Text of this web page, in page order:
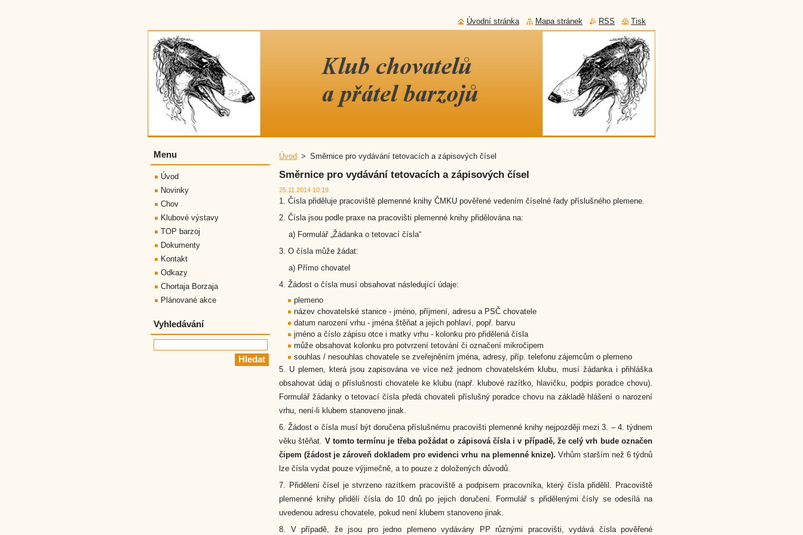
Úvod > Směrnice pro vydávání tetovacích a zápisových čísel
Směrnice pro vydávání tetovacích a zápisových čísel
25.11.2014 10:19
1. Čísla přiděluje pracoviště plemenné knihy ČMKU pověřené vedením číselné řady příslušného plemene.
2. Čísla jsou podle praxe na pracovišti plemenné knihy přidělována na:
a) Formulář „Žádanka o tetovací čísla“
3. O čísla může žádat:
a) Přímo chovatel
4. Žádost o čísla musí obsahovat následující údaje:
plemeno
název chovatelské stanice - jméno, příjmení, adresu a PSČ chovatele
datum narození vrhu - jména štěňat a jejich pohlaví, popř. barvu
jméno a číslo zápisu otce i matky vrhu - kolonku pro přidělená čísla
může obsahovat kolonku pro potvrzení tetování či označení mikročipem
souhlas / nesouhlas chovatele se zveřejněním jména, adresy, příp. telefonu zájemcům o plemeno
5. U plemen, která jsou zapisována ve více než jednom chovatelském klubu, musí žádanka i přihláška
obsahovat údaj o příslušnosti chovatele ke klubu (např. klubové razítko, hlavičku, podpis poradce chovu).
Formulář žádanky o tetovací čísla předá chovateli příslušný poradce chovu na základě hlášení o narození
vrhu, není-li klubem stanoveno jinak.
6. Žádost o čísla musí být doručena příslušnému pracovišti plemenné knihy nejpozději mezi 3. – 4. týdnem
věku štěňat. V tomto termínu je třeba požádat o zápisová čísla i v případě, že celý vrh bude označen
čipem (žádost je zároveň dokladem pro evidenci vrhu na plemenné knize). Vrhům starším než 6 týdnů
lze čísla vydat pouze výjimečně, a to pouze z doložených důvodů.
7. Přidělení čísel je stvrzeno razítkem pracoviště a podpisem pracovníka, který čísla přidělil. Pracoviště
plemenné knihy přidělí čísla do 10 dnů po jejich doručení. Formulář s přidělenými čísly se odesílá na
uvedenou adresu chovatele, pokud není klubem stanoveno jinak.
8. V případě, že jsou pro jedno plemeno vydávány PP různými pracovišti, vydává čísla pověřené
Menu
Úvod
Novinky
Chov
Klubové výstavy
TOP barzoj
Dokumenty
Kontakt
Odkazy
Chortaja Borzaja
Plánované akce
Vyhledávání
Úvodní stránka Mapa stránek RSS Tisk